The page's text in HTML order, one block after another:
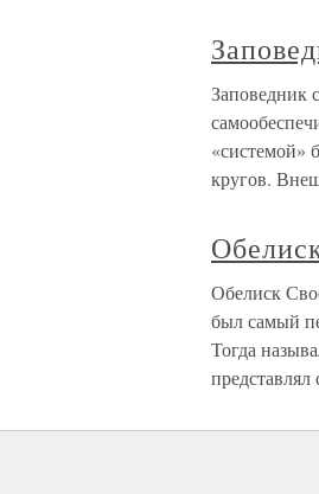
Заповедник
«системой»
кругов.
Обелиск
был самый
Тогда